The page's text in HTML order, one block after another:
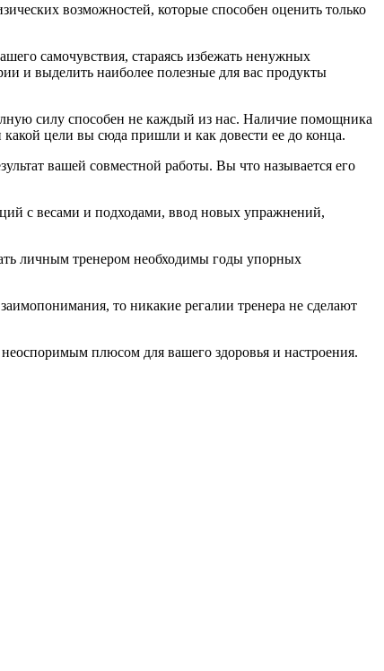
возможностей, которые способен оценить только
самочувствия, стараясь избежать ненужных
и выделить наиболее полезные для вас продукты
силу способен не каждый из нас. Наличие помощника
какой цели вы сюда пришли и как довести ее до конца.
вашей совместной работы. Вы что называется его
с весами и подходами, ввод новых упражнений,
личным тренером необходимы годы упорных
то никакие регалии тренера не сделают
плюсом для вашего здоровья и настроения.